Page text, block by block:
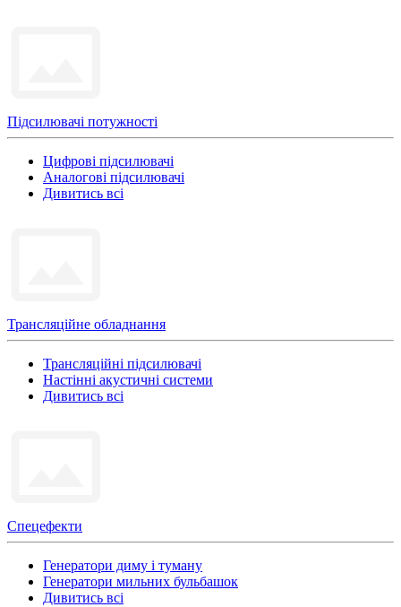
Підсилювачі потужності
Цифрові підсилювачі
Аналогові підсилювачі
Дивитись всі
Трансляційне обладнання
Трансляційні підсилювачі
Настінні акустичні системи
Дивитись всі
Спецефекти
Генератори диму і туману
Генератори мильних бульбашок
Дивитись всі